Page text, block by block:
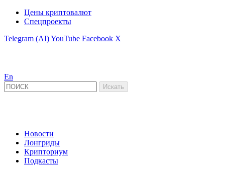
Цены криптовалют
Спецпроекты
Telegram (AI)YouTube Facebook X
En
Новости
Лонгриды
Крипториум
Подкасты